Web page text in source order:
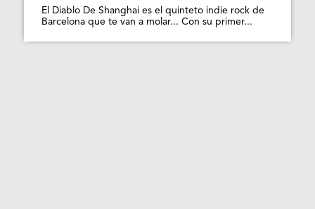
El Diablo De Shanghai es el quinteto indie rock de
Barcelona que te van a molar... Con su primer...